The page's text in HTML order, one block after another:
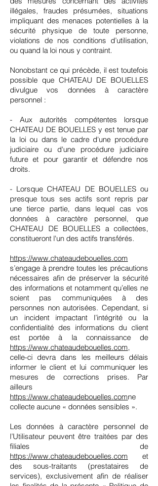
illégales, fraudes présumées, situations
impliquant des menaces potentielles à la
sécurité physique de toute personne,
violations de nos conditions d’utilisation,
ou quand la loi nous y contraint.
Nonobstant ce qui précède, il est toutefois
possible que CHATEAU DE BOUELLES
divulgue vos données à caractère
personnel :
- Aux autorités compétentes lorsque
CHATEAU DE BOUELLES y est tenue par
la loi ou dans le cadre d'une procédure
judiciaire ou d'une procédure judiciaire
future et pour garantir et défendre nos
droits.
- Lorsque CHATEAU DE BOUELLES ou
presque tous ses actifs sont repris par
une tierce partie, dans lequel cas vos
données à caractère personnel, que
CHATEAU DE BOUELLES a collectées,
constitueront l'un des actifs transférés.
https://www.chateaudebouelles.com
s’engage à prendre toutes les précautions
nécessaires afin de préserver la sécurité
des informations et notamment qu’elles ne
soient pas communiquées à des
personnes non autorisées. Cependant, si
un incident impactant l’intégrité ou la
confidentialité des informations du client
est portée à la connaissance de
https://www.chateaudebouelles.com,
celle-ci devra dans les meilleurs délais
informer le client et lui communiquer les
mesures de corrections prises. Par
ailleurs
https://www.chateaudebouelles.comne
collecte aucune « données sensibles ».
Les données à caractère personnel de
l’Utilisateur peuvent être traitées par des
filiales de
https://www.chateaudebouelles.com et
des sous-traitants (prestataires de
services), exclusivement afin de réaliser